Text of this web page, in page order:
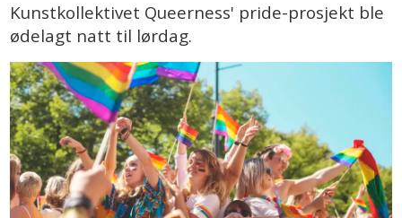
Kunstkollektivet Queerness' pride-prosjekt ble
ødelagt natt til lørdag.